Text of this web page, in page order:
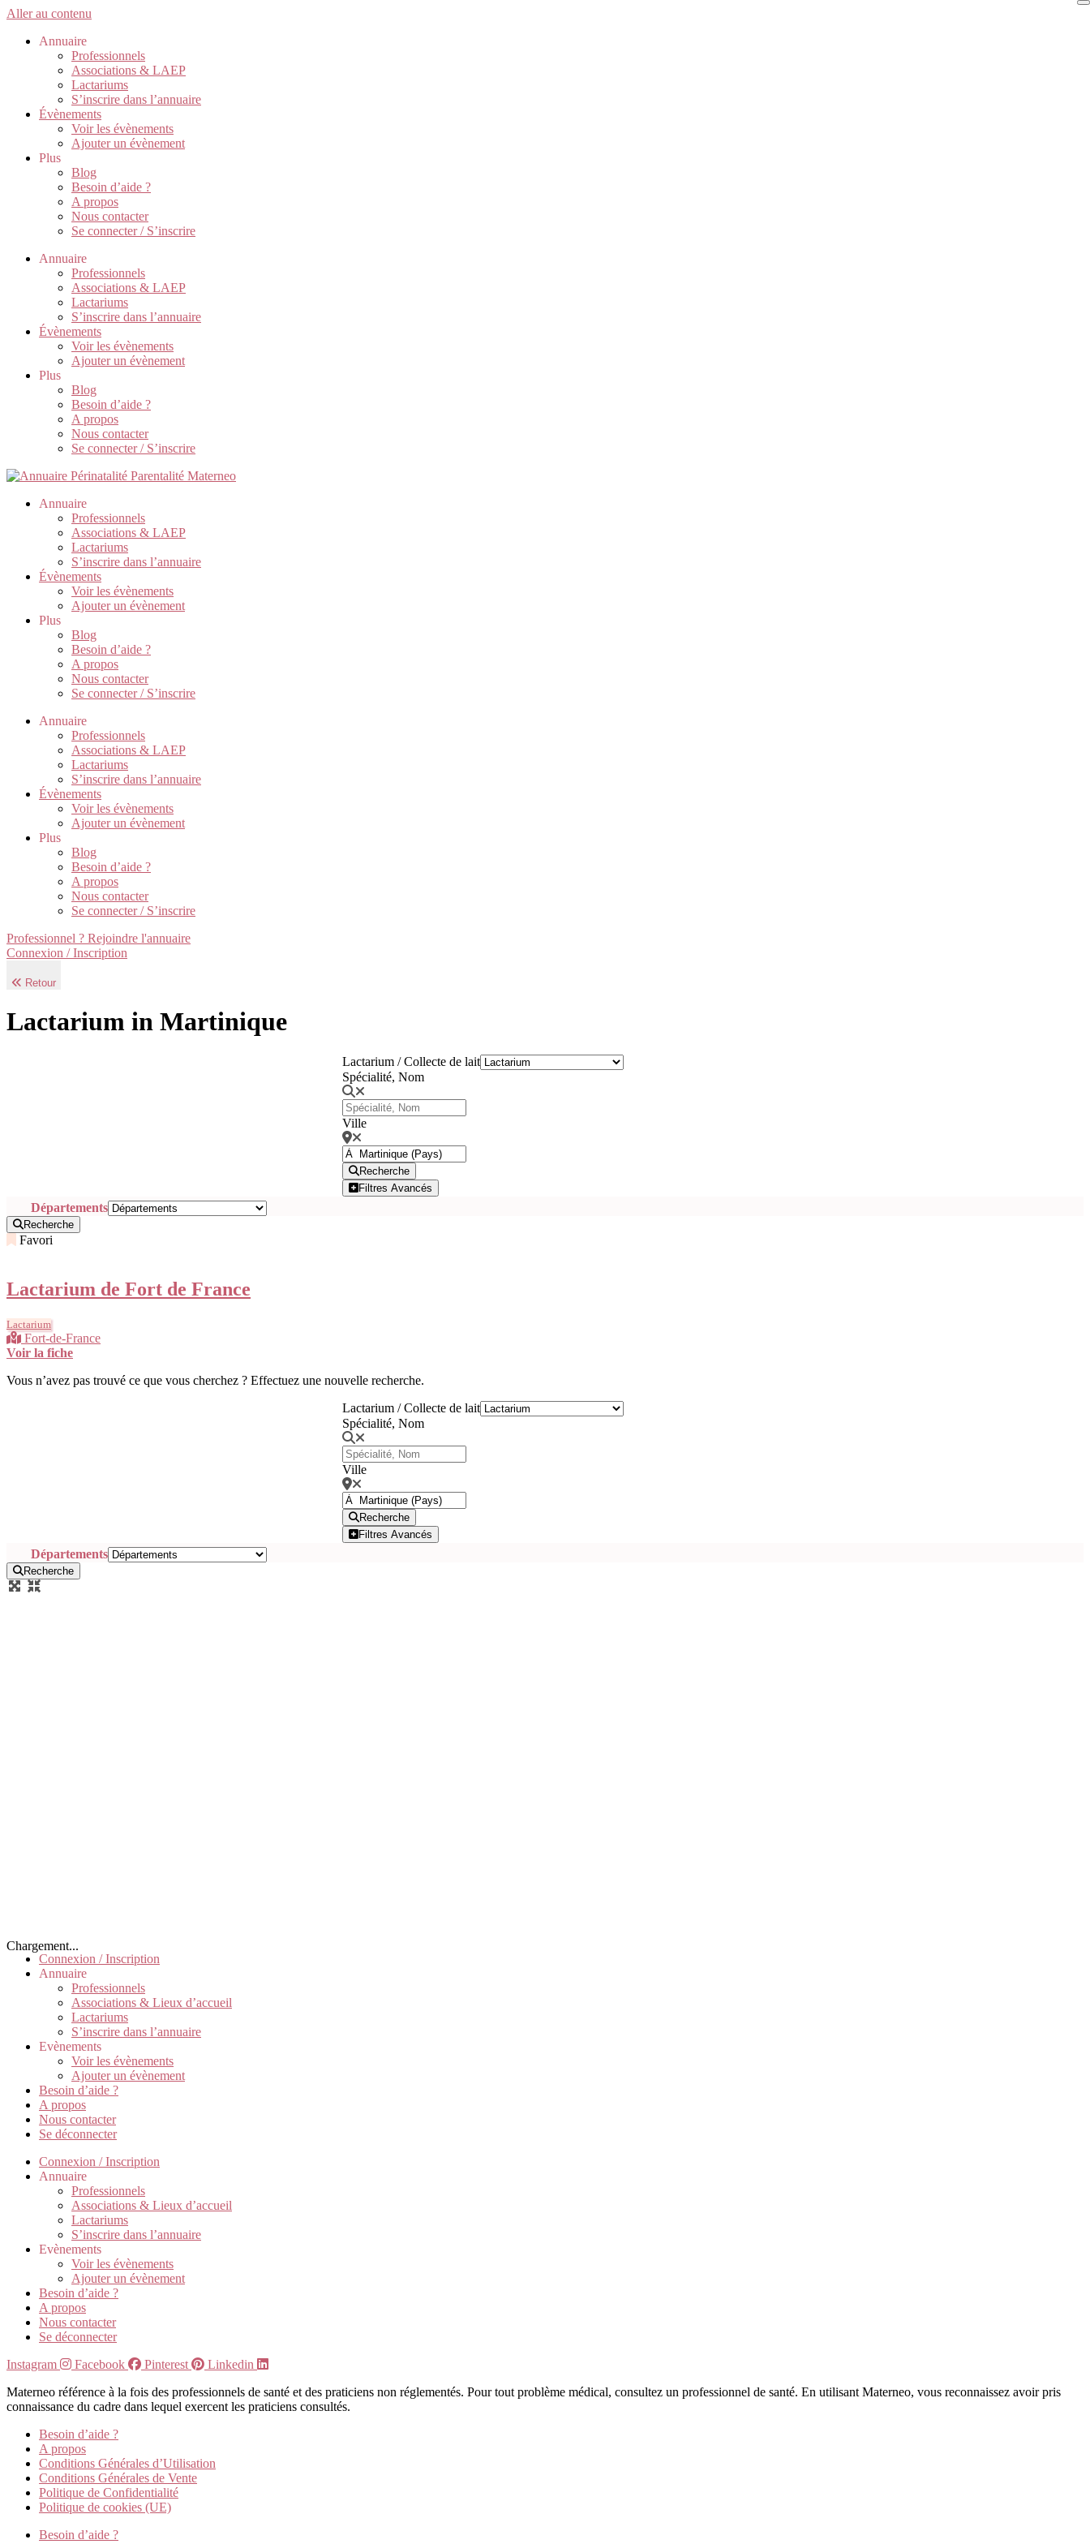
Aller au contenu
Annuaire
Professionnels
Associations & LAEP
Lactariums
S’inscrire dans l’annuaire
Évènements
Voir les évènements
Ajouter un évènement
Plus
Blog
Besoin d’aide ?
A propos
Nous contacter
Se connecter / S’inscrire
Annuaire
Professionnels
Associations & LAEP
Lactariums
S’inscrire dans l’annuaire
Évènements
Voir les évènements
Ajouter un évènement
Plus
Blog
Besoin d’aide ?
A propos
Nous contacter
Se connecter / S’inscrire
Annuaire
Professionnels
Associations & LAEP
Lactariums
S’inscrire dans l’annuaire
Évènements
Voir les évènements
Ajouter un évènement
Plus
Blog
Besoin d’aide ?
A propos
Nous contacter
Se connecter / S’inscrire
Annuaire
Professionnels
Associations & LAEP
Lactariums
S’inscrire dans l’annuaire
Évènements
Voir les évènements
Ajouter un évènement
Plus
Blog
Besoin d’aide ?
A propos
Nous contacter
Se connecter / S’inscrire
Professionnel ? Rejoindre l'annuaire
Connexion / Inscription
Retour
Lactarium in Martinique
Lactarium / Collecte de lait
Spécialité, Nom
Ville
Recherche
Filtres Avancés
Départements
Recherche
Favori
Lactarium de Fort de France
Lactarium
Fort-de-France
Voir la fiche
Vous n’avez pas trouvé ce que vous cherchez ? Effectuez une nouvelle recherche.
Lactarium / Collecte de lait
Spécialité, Nom
Ville
Recherche
Filtres Avancés
Départements
Recherche
Chargement...
Connexion / Inscription
Annuaire
Professionnels
Associations & Lieux d’accueil
Lactariums
S’inscrire dans l’annuaire
Evènements
Voir les évènements
Ajouter un évènement
Besoin d’aide ?
A propos
Nous contacter
Se déconnecter
Connexion / Inscription
Annuaire
Professionnels
Associations & Lieux d’accueil
Lactariums
S’inscrire dans l’annuaire
Evènements
Voir les évènements
Ajouter un évènement
Besoin d’aide ?
A propos
Nous contacter
Se déconnecter
Instagram
Facebook Pinterest
Linkedin
Materneo référence à la fois des professionnels de santé et des praticiens non réglementés. Pour tout problème médical, consultez un professionnel de santé. En utilisant Materneo, vous reconnaissez avoir pris
connaissance du cadre dans lequel exercent les praticiens consultés.
Besoin d’aide ?
A propos
Conditions Générales d’Utilisation
Conditions Générales de Vente
Politique de Confidentialité
Politique de cookies (UE)
Besoin d’aide ?